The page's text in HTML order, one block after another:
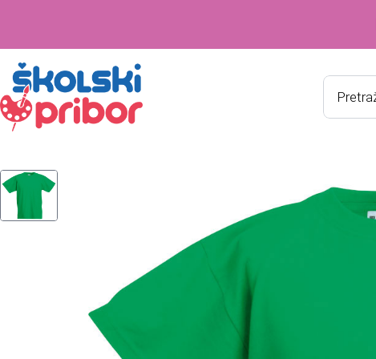
Products
search